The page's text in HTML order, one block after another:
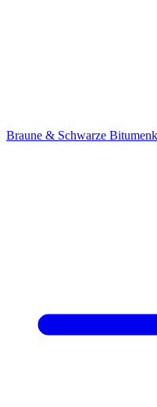
Braune & Schwarze